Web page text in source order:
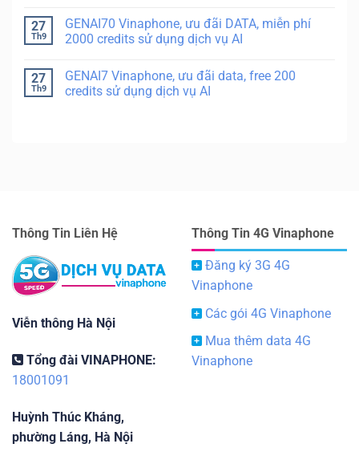
27
Th9
GENAI70 Vinaphone, ưu đãi DATA, miễn phí
2000 credits sử dụng dịch vụ AI
27
Th9
GENAI7 Vinaphone, ưu đãi data, free 200
credits sử dụng dịch vụ AI
Thông Tin Liên Hệ
Viễn thông Hà Nội
Tổng đài VINAPHONE:
18001091
Huỳnh Thúc Kháng,
phường Láng, Hà Nội
Thông Tin 4G Vinaphone
Đăng ký 3G 4G
Vinaphone
Các gói 4G Vinaphone
Mua thêm data 4G
Vinaphone